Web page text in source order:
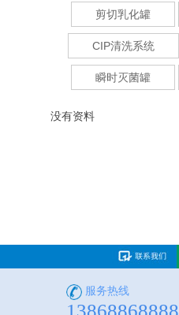
剪切乳化罐
CIP清洗系统
瞬时灭菌罐
没有资料
服务热线
13868868888